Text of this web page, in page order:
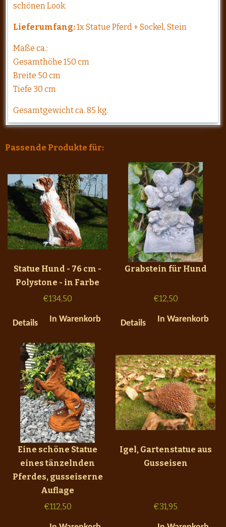
schönen Look.
Lieferumfang:1x Statue Pferd + Sockel, Stein
Maße ca.:
Gesamthöhe 150 cm
Breite 50 cm
Tiefe 30 cm
Gesamtgewicht ca. 85 kg.
Passende Produkte für:
Statue Hund - 76 cm -
Polystone - in Farbe
€134,50
Details In Warenkorb
Grabstein für Hund
€12,50
Details In Warenkorb
Eine schöne Statue
eines tänzelnden
Pferdes, gusseiserne
Auflage
€112,50
Igel, Gartenstatue aus
Gusseisen
€31,95